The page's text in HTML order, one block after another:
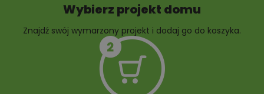
10 projektów rabat
Wybierz projekt domu
Znajdź swój wymarzony projekt i dodaj go do koszyka.